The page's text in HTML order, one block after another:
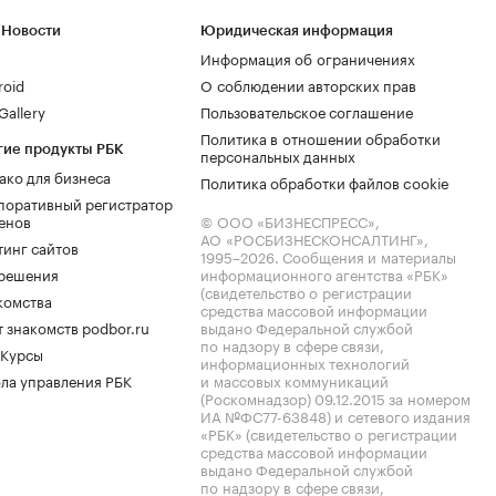
продукты РБК
для бизнеса
регистратор
сайтов
знакомств podbor.ru
управления РБК
Юридическая информация
Информация об ограничениях
О соблюдении авторских прав
Пользовательское соглашение
Политика в отношении обработки
персональных данных
Политика обработки файлов cookie
© ООО «БИЗНЕСПРЕСС»,
АО «РОСБИЗНЕСКОНСАЛТИНГ»,
1995–2026. Сообщения и материалы
информационного агентства «РБК»
(свидетельство о регистрации
средства массовой информации
выдано Федеральной службой
по надзору в сфере связи,
информационных технологий
и массовых коммуникаций
(Роскомнадзор) 09.12.2015 за номером
ИА №ФС77-63848) и сетевого издания
«РБК» (свидетельство о регистрации
средства массовой информации
выдано Федеральной службой
по надзору в сфере связи,